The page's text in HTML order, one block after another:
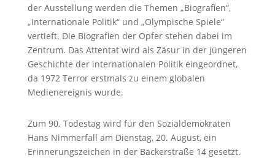
der Ausstellung werden die Themen „Biografien“,
„Internationale Politik“ und „Olympische Spiele“
vertieft. Die Biografien der Opfer stehen dabei im
Zentrum. Das Attentat wird als Zäsur in der jüngeren
Geschichte der internationalen Politik eingeordnet,
da 1972 Terror erstmals zu einem globalen
Medienereignis wurde.
Zum 90. Todestag wird für den Sozialdemokraten
Hans Nimmerfall am Dienstag, 20. August, ein
Erinnerungszeichen in der Bäckerstraße 14 gesetzt.